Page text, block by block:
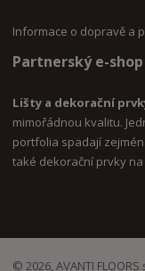
Informace o dopravě a
Partnerský e-shop
Lišty a dekorační
mimořádnou kvalitu.
portfolia spadají
také dekorační prvky
© 2026, AVANTI FLOORS